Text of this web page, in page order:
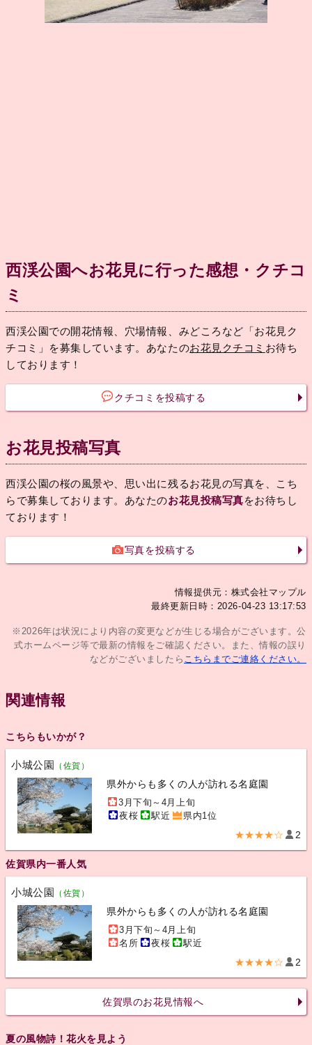
西渓公園へお花見に行った感想・クチコ
ミ
西渓公園での開花情報、穴場情報、みどころなど「お花見ク
チコミ」を募集しています。あなたのお花見クチコミ お待ち
しております！
クチコミを投稿する
お花見投稿写真
西渓公園の桜の風景や、思い出に残るお花見の写真を、こち
らで募集しております。あなたのお花見投稿写真をお待ちし
ております！
写真を投稿する
情報提供元：株式会社マップル
最終更新日時：2026-04-23 13:17:53
※2026年は状況により内容の変更などが生じる場合がございます。公
式ホームページ等で最新の情報をご確認ください。また、情報の誤り
などがございましたら こちらまでご連絡ください。
関連情報
こちらもいかが？
小城公園 （佐賀）
県外からも多くの人が訪れる名庭園
3月下旬～4月上旬
夜桜
駅近 県内1位
★★★★☆ 2
佐賀県内一番人気
小城公園 （佐賀）
県外からも多くの人が訪れる名庭園
3月下旬～4月上旬
名所
夜桜 駅近
★★★★☆ 2
佐賀県のお花見情報へ
夏の風物詩！花火を見よう